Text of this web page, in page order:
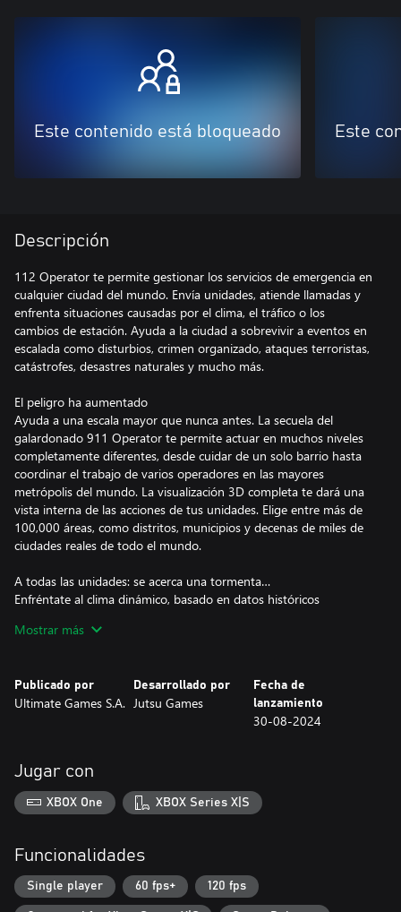
Este contenido está bloqueado Este
Descripción
112 Operator te permite gestionar los servicios de emergencia en
cualquier ciudad del mundo. Envía unidades, atiende llamadas y
enfrenta situaciones causadas por el clima, el tráfico o los
cambios de estación. Ayuda a la ciudad a sobrevivir a eventos en
escalada como disturbios, crimen organizado, ataques terroristas,
catástrofes, desastres naturales y mucho más.
El peligro ha aumentado
Ayuda a una escala mayor que nunca antes. La secuela del
galardonado 911 Operator te permite actuar en muchos niveles
completamente diferentes, desde cuidar de un solo barrio hasta
coordinar el trabajo de varios operadores en las mayores
metrópolis del mundo. La visualización 3D completa te dará una
vista interna de las acciones de tus unidades. Elige entre más de
100,000 áreas, como distritos, municipios y decenas de miles de
ciudades reales de todo el mundo.
A todas las unidades: se acerca una tormenta…
Enfréntate al clima dinámico, basado en datos históricos
del día o la noche, el aumento del tráfico y el paso de las
controlar los grandes incendios forestales que se propagan por el
mapa. Sin embargo, el clima no es tu único problema; ten
cuidado al manejar ataques terroristas y guerras de pandillas.
NUEVAS FUNCIONES EN 112 OPERATOR:
- Mapas de CIUDADES REALES 25 veces más grandes, ampliables
con edificios en 3D
- Conjunto completamente nuevo de llamadas de emergencia y
- Modo de campaña completamente rediseñado, con sistema de
- El día y la noche, el clima, las estaciones y el tráfico ahora
influyen en las tareas y en los incidentes que ocurren
Mostrar más
Publicado por
Ultimate Games S.A.
Desarrollado por
Jutsu Games
Fecha de
lanzamiento
30-08-2024
Jugar con
XBOX One XBOX Series X|S
Funcionalidades
Single player 60 fps+ 120 fps